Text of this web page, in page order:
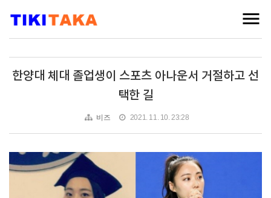
한양대 체대 졸업생이 스포츠 아나운서 거절하고 선
택한 길
비즈 2021. 11. 10. 23:28